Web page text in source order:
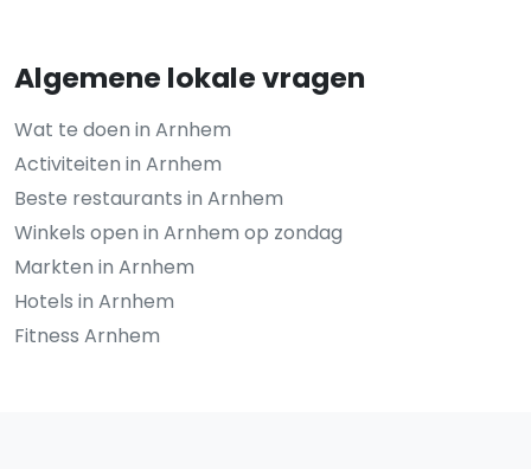
Algemene lokale vragen
Wat te doen in Arnhem
Activiteiten in Arnhem
Beste restaurants in Arnhem
Winkels open in Arnhem op zondag
Markten in Arnhem
Hotels in Arnhem
Fitness Arnhem